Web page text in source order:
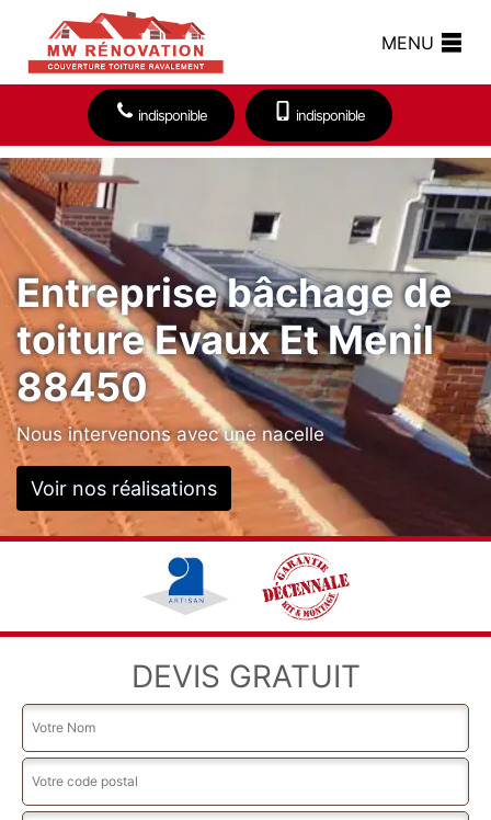
MENU
indisponible indisponible
Entreprise bâchage de
toiture Evaux Et Menil
88450
Nous intervenons avec une nacelle
Voir nos réalisations
DEVIS GRATUIT